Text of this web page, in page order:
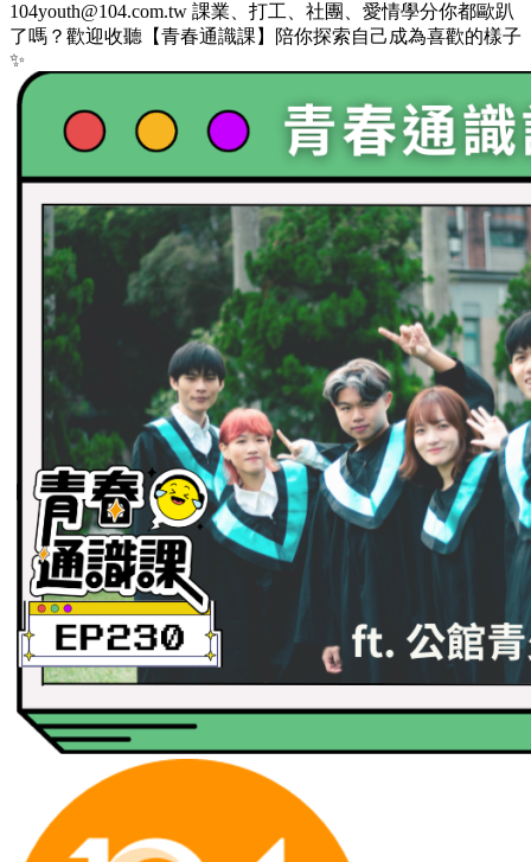
104youth@104.com.tw 課業、打工、社團、愛情學分你都歐趴
了嗎？歡迎收聽【青春通識課】陪你探索自己成為喜歡的樣子
✨